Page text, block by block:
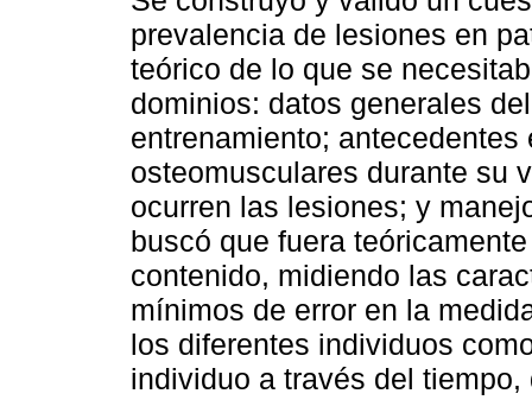
prevalencia de lesiones en
teórico de lo que se
dominios: datos generales
entrenamiento;
osteomusculares durante su
ocurren las lesiones; y
buscó que fuera
contenido, midiendo las
mínimos de error en la
los diferentes individuos
individuo a través del